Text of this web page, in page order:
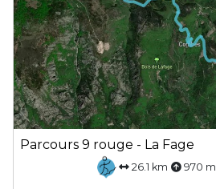
Parcours 9 rouge - La Fage
26.1 km 970 m